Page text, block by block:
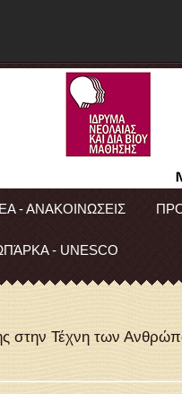
- ΑΝΑΚΟΙΝΩΣΕΙΣ
- UNESCO
στην Τέχνη των